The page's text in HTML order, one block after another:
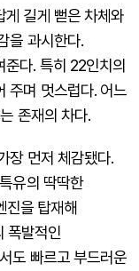
게 길게 뻗은 차체와
을 과시한다.
다. 특히 22인치의
주며 멋스럽다. 어느
존재의 차다.
장 먼저 체감됐다.
유의 딱딱한
진을 탑재해
폭발적인
도 빠르고 부드러운